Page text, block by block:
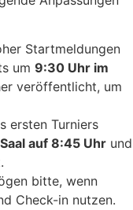
Startmeldungen
um 9:30 Uhr im
veröffentlicht, um
ersten Turniers
Saal auf 8:45 Uhr und
bitte, wenn
Check-in nutzen.